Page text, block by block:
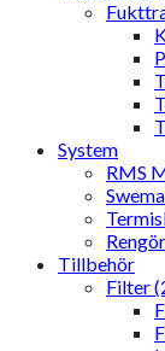
System
RMS
Tillbehör
Filter